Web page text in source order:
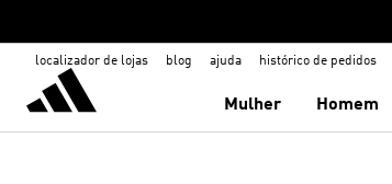
localizador de lojas blog ajuda histórico de pedidos
Mulher Homem